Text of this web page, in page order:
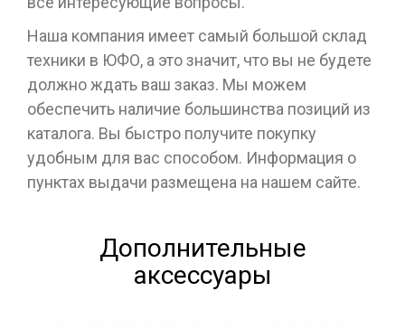
Наша компания имеет самый большой склад
техники в ЮФО, а это значит, что вы не будете
должно ждать ваш заказ. Мы можем
обеспечить наличие большинства позиций из
каталога. Вы быстро получите покупку
удобным для вас способом. Информация о
пунктах выдачи размещена на нашем сайте.
Дополнительные
аксессуары